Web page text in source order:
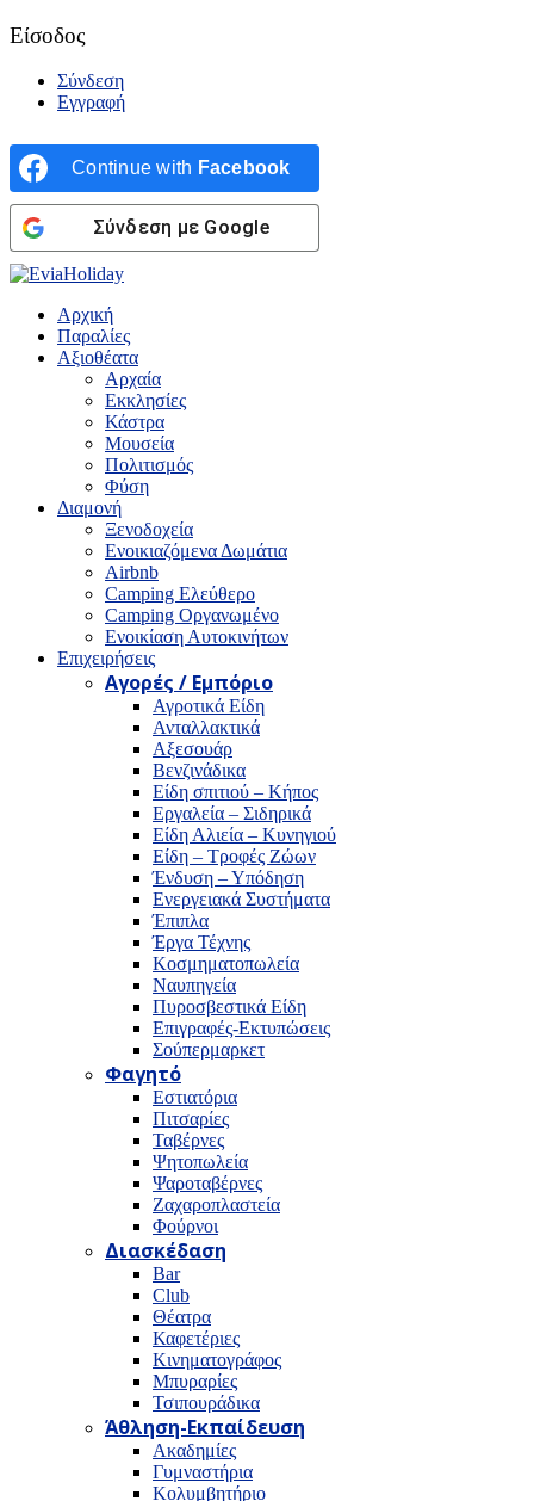
Είσοδος
Σύνδεση
Εγγραφή
Continue with Facebook
Σύνδεση με Google
Αρχική
Παραλίες
Αξιοθέατα
Αρχαία
Εκκλησίες
Κάστρα
Μουσεία
Πολιτισμός
Φύση
Διαμονή
Ξενοδοχεία
Ενοικιαζόμενα Δωμάτια
Airbnb
Camping Ελεύθερο
Camping Οργανωμένο
Ενοικίαση Αυτοκινήτων
Επιχειρήσεις
Αγορές / Εμπόριο
Αγροτικά Είδη
Ανταλλακτικά
Αξεσουάρ
Βενζινάδικα
Είδη σπιτιού – Κήπος
Εργαλεία – Σιδηρικά
Είδη Αλιεία – Κυνηγιού
Είδη – Τροφές Ζώων
Ένδυση – Υπόδηση
Ενεργειακά Συστήματα
Έπιπλα
Έργα Τέχνης
Κοσμηματοπωλεία
Ναυπηγεία
Πυροσβεστικά Είδη
Επιγραφές-Εκτυπώσεις
Σούπερμαρκετ
Φαγητό
Εστιατόρια
Πιτσαρίες
Ταβέρνες
Ψητοπωλεία
Ψαροταβέρνες
Ζαχαροπλαστεία
Φούρνοι
Διασκέδαση
Bar
Club
Θέατρα
Καφετέριες
Κινηματογράφος
Μπυραρίες
Τσιπουράδικα
Άθληση-Εκπαίδευση
Ακαδημίες
Γυμναστήρια
Κολυμβητήριο